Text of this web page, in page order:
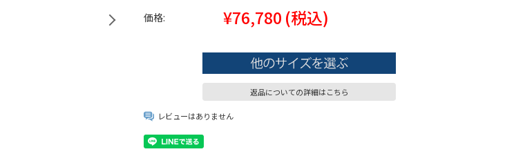
価格: ¥76,780 (税込)
返品についての詳細はこちら
レビューはありません